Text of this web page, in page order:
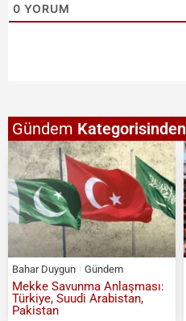
0 YORUM
Gündem Kategorisinden
Bahar Duygun Gündem
Mekke Savunma Anlaşması:
Türkiye, Suudi Arabistan,
Pakistan